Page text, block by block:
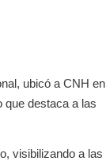
ubicó a CNH en
que destaca a las
visibilizando a las